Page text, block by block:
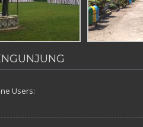
Users: